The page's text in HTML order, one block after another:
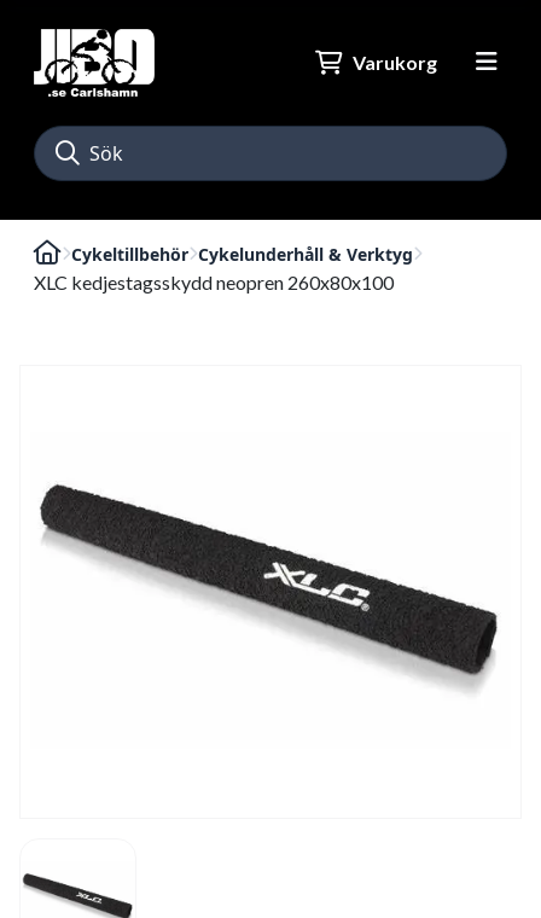
Varukorg
Cykeltillbehör Cykelunderhåll & Verktyg
XLC kedjestagsskydd neopren 260x80x100